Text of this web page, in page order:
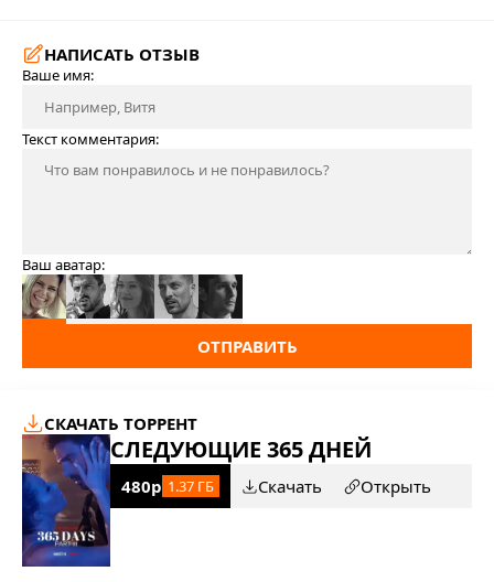
НАПИСАТЬ ОТЗЫВ
Ваше имя:
Текст комментария:
Ваш аватар:
ОТПРАВИТЬ
СКАЧАТЬ ТОРРЕНТ
СЛЕДУЮЩИЕ 365 ДНЕЙ
480p 1.37 ГБ Скачать Открыть